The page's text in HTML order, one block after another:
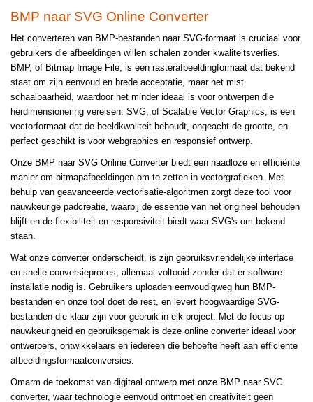
BMP naar SVG Online Converter
Het converteren van BMP-bestanden naar SVG-formaat is cruciaal voor
gebruikers die afbeeldingen willen schalen zonder kwaliteitsverlies.
BMP, of Bitmap Image File, is een rasterafbeeldingformaat dat bekend
staat om zijn eenvoud en brede acceptatie, maar het mist
schaalbaarheid, waardoor het minder ideaal is voor ontwerpen die
herdimensionering vereisen. SVG, of Scalable Vector Graphics, is een
vectorformaat dat de beeldkwaliteit behoudt, ongeacht de grootte, en
perfect geschikt is voor webgraphics en responsief ontwerp.
Onze BMP naar SVG Online Converter biedt een naadloze en efficiënte
manier om bitmapafbeeldingen om te zetten in vectorgrafieken. Met
behulp van geavanceerde vectorisatie-algoritmen zorgt deze tool voor
nauwkeurige padcreatie, waarbij de essentie van het origineel behouden
blijft en de flexibiliteit en responsiviteit biedt waar SVG's om bekend
staan.
Wat onze converter onderscheidt, is zijn gebruiksvriendelijke interface
en snelle conversieproces, allemaal voltooid zonder dat er software-
installatie nodig is. Gebruikers uploaden eenvoudigweg hun BMP-
bestanden en onze tool doet de rest, en levert hoogwaardige SVG-
bestanden die klaar zijn voor gebruik in elk project. Met de focus op
nauwkeurigheid en gebruiksgemak is deze online converter ideaal voor
ontwerpers, ontwikkelaars en iedereen die behoefte heeft aan efficiënte
afbeeldingsformaatconversies.
Omarm de toekomst van digitaal ontwerp met onze BMP naar SVG
converter, waar technologie eenvoud ontmoet en creativiteit geen